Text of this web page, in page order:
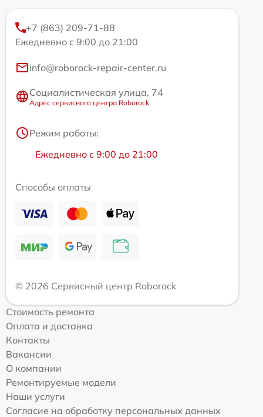
+7 (863) 209-71-88
Ежедневно с 9:00 до 21:00
info@roborock-repair-center.ru
Социалистическая улица, 74
Адрес сервисного центра Roborock
Режим работы:
Ежедневно с 9:00 до 21:00
Способы оплаты
© 2026 Сервисный центр Roborock
Стоимость ремонта
Оплата и доставка
Контакты
Вакансии
О компании
Ремонтируемые модели
Наши услуги
Согласие на обработку персональных данных